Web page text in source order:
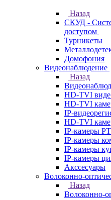
Назад
СКУД -
доступом
Турникеты
Домофония
Видеонаблюдение
Назад
HD-TVI
HD-TVI
IP-
HD-TVI
IP-камеры
IP-камеры
IP-камеры
IP-камеры
Акссесуары
Волоконно-
Назад
Волоконно-